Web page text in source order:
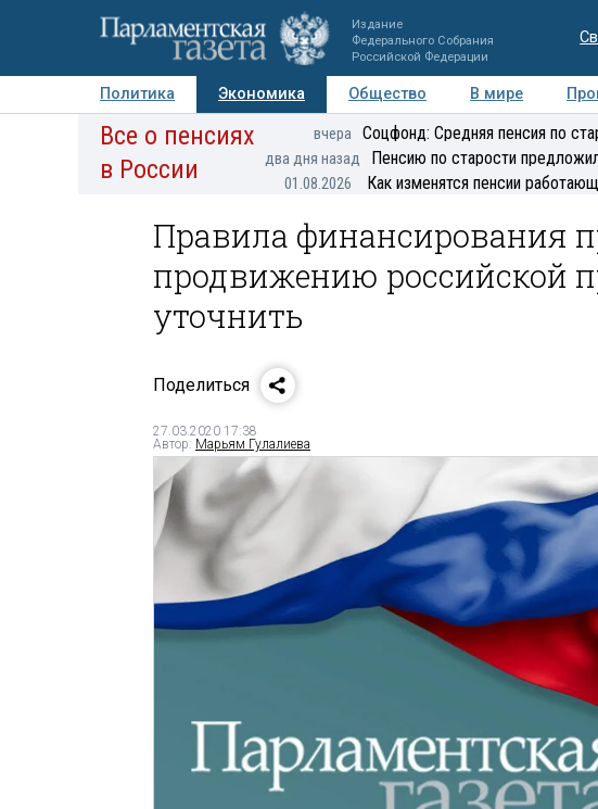
Издание
Федерального Собрания
Российской Федерации
Политика Экономика Общество В мире
Авторы Персоны Мнения Регионы
Все о пенсиях
в России
вчера Соцфонд: Средняя пенсия по
два дня назад Пенсию по старости
01.08.2026 Как изменятся пенсии
Правила финансирования
продвижению российской
уточнить
Поделиться
27.03.2020 17:38
Автор: Марьям Гулалиева